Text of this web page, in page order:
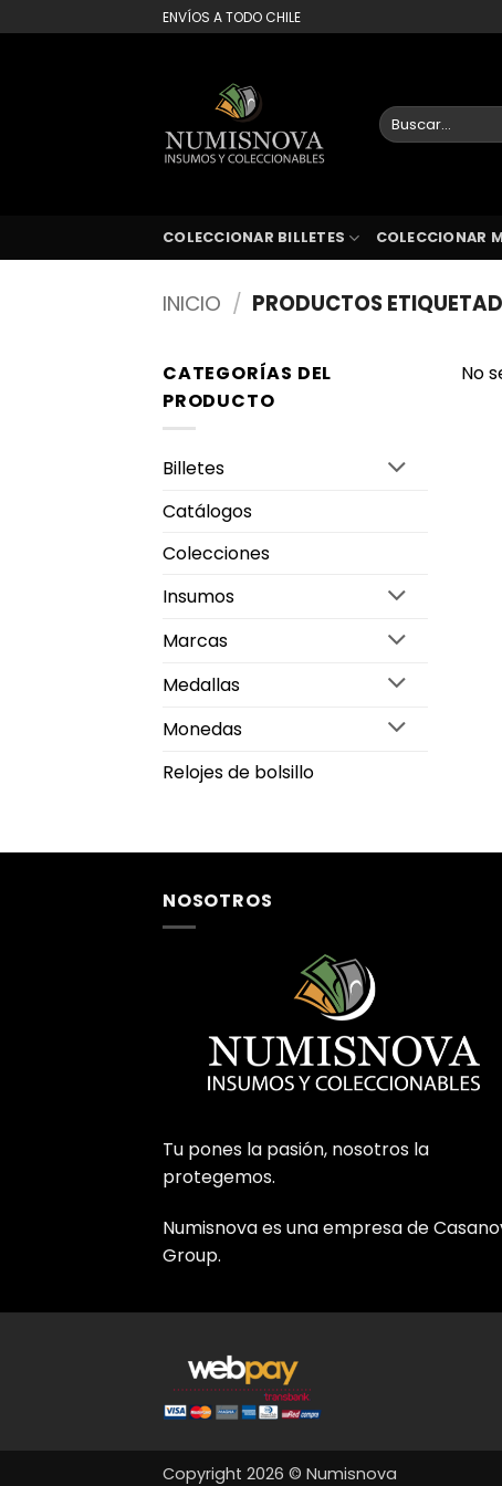
al
ENVÍOS A TODO CHILE
Buscar
por:
COLECCIONAR BILLETES COLECCIONAR
INICIO / PRODUCTOS
CATEGORÍAS DEL
PRODUCTO
Billetes
Catálogos
Colecciones
Insumos
Marcas
Medallas
Monedas
Relojes de bolsillo
No
NOSOTROS
Tu pones la pasión, nosotros la
protegemos.
Numisnova es una empresa de
Group.
Copyright 2026 © Numisnova